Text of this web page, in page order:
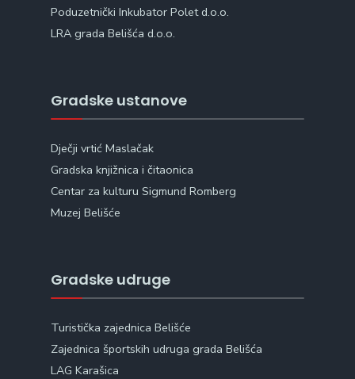
Poduzetnički Inkubator Polet d.o.o.
LRA grada Belišća d.o.o.
Gradske ustanove
Dječji vrtić Maslačak
Gradska knjižnica i čitaonica
Centar za kulturu Sigmund Romberg
Muzej Belišće
Gradske udruge
Turistička zajednica Belišće
Zajednica športskih udruga grada Belišća
LAG Karašica